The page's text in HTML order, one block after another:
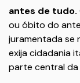
antes de tudo.
ou óbito do
juramentada se
exija cidadania
parte central da